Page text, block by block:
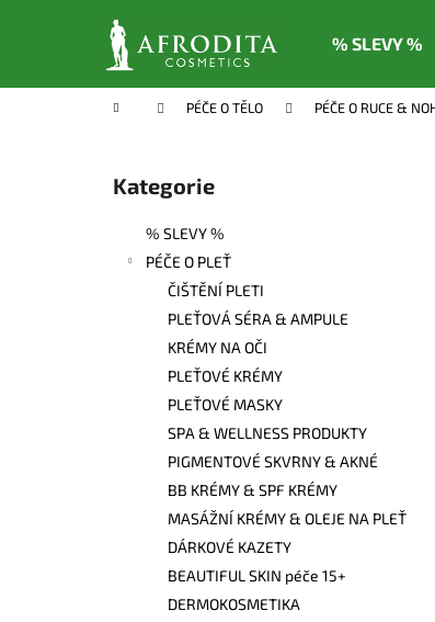
% SLEVY %
Domů PÉČE O TĚLO PÉČE O RUCE &
Přeskočit
kategorie
Kategorie
% SLEVY %
PÉČE O PLEŤ
ČIŠTĚNÍ PLETI
PLEŤOVÁ SÉRA & AMPULE
KRÉMY NA OČI
PLEŤOVÉ KRÉMY
PLEŤOVÉ MASKY
SPA & WELLNESS PRODUKTY
PIGMENTOVÉ SKVRNY & AKNÉ
BB KRÉMY & SPF KRÉMY
MASÁŽNÍ KRÉMY & OLEJE NA PLEŤ
DÁRKOVÉ KAZETY
BEAUTIFUL SKIN péče 15+
DERMOKOSMETIKA
í
Zpět
do
Zpět
do